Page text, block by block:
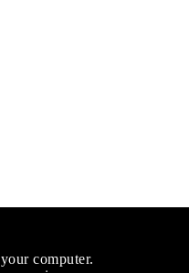
computer.